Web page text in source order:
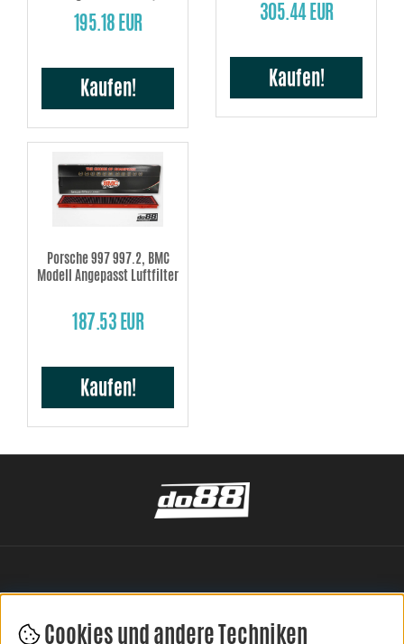
195.18 EUR
Kaufen!
305.44 EUR
Kaufen!
Porsche 997 997.2, BMC
Modell Angepasst Luftfilter
187.53 EUR
Kaufen!
Cookies und andere Techniken